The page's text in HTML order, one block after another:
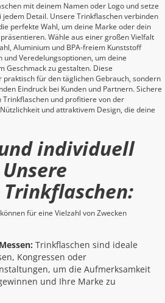
mit deinem Namen oder Logo und setze
Detail. Unsere Trinkflaschen verbinden
perfekte Wahl, um deine Marke oder dein
Wähle aus einer großen Vielfalt
Aluminium und BPA-freiem Kunststoff
Veredelungsoptionen, um deine
Geschmack zu gestalten. Diese
praktisch für den täglichen Gebrauch, sondern
Eindruck bei Kunden und Partnern. Sichere
und profitiere von der
und attraktivem Design, die deine
individuell
für eine Vielzahl von Zwecken
Trinkflaschen sind ideale
Kongressen oder
um die Aufmerksamkeit
und Ihre Marke zu